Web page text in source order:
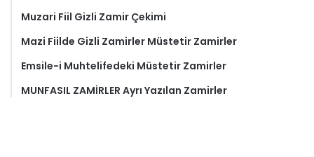
Muzari Fiil Gizli Zamir Çekimi
Mazi Fiilde Gizli Zamirler Müstetir Zamirler
Emsile-i Muhtelifedeki Müstetir Zamirler
MUNFASIL ZAMİRLER Ayrı Yazılan Zamirler